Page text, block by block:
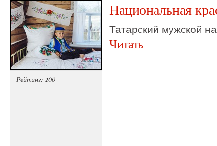
Рейтинг: 200
Национальная
Татарский мужской
Читать